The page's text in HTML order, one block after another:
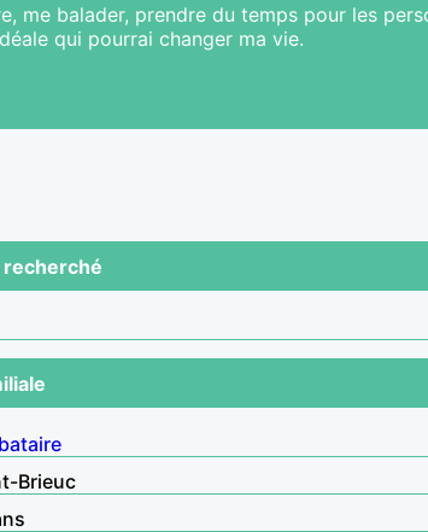
me balader, prendre du temps pour les
qui pourrai changer ma vie.
Brieuc